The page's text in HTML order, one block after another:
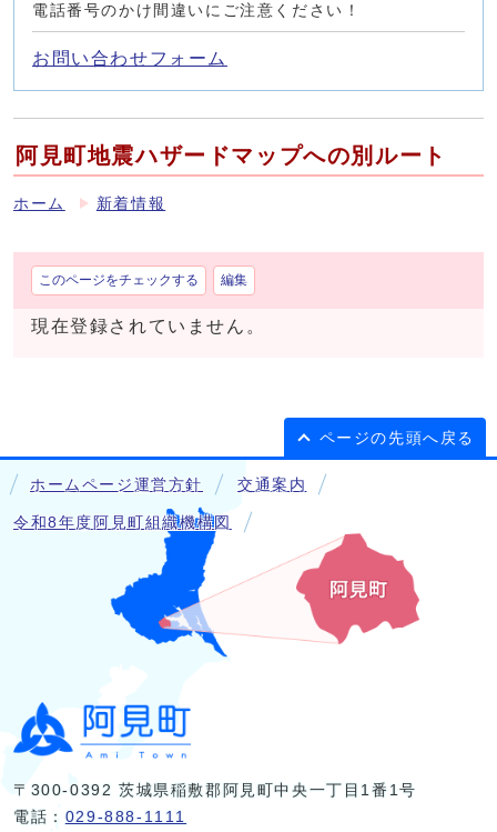
電話番号のかけ間違いにご注意ください！
お問い合わせフォーム
阿見町地震ハザードマップへの別ルート
ホーム 新着情報
このページをチェックする 編集
現在登録されていません。
ページの先頭へ戻る
ホームページ運営方針 交通案内
令和8年度阿見町組織機構図
〒300-0392 茨城県稲敷郡阿見町中央一丁目1番1号
電話： 029-888-1111